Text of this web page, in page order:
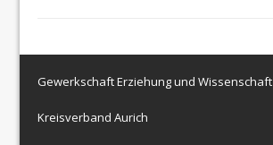
Gewerkschaft Erziehung und Wissenschaft
Kreisverband Aurich